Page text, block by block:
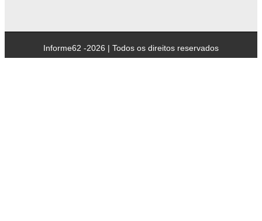
Informe62 -2026 | Todos os direitos reservados